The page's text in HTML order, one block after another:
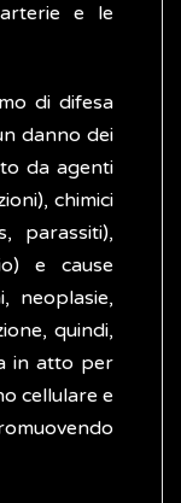
e le
di difesa
danno dei
da agenti
chimici
parassiti),
e cause
neoplasie,
quindi,
in atto per
cellulare e